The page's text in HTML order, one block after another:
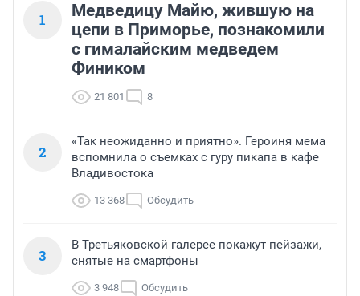
1
Медведицу Майю, жившую на
цепи в Приморье, познакомили
с гималайским медведем
Фиником
21 801 8
2
«Так неожиданно и приятно». Героиня мема
вспомнила о съемках с гуру пикапа в кафе
Владивостока
13 368 Обсудить
3
В Третьяковской галерее покажут пейзажи,
снятые на смартфоны
3 948 Обсудить